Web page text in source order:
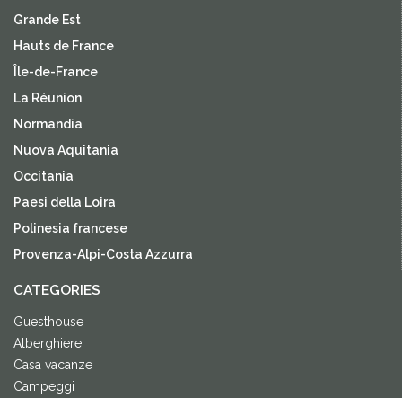
Grande Est
Hauts de France
Île-de-France
La Réunion
Normandia
Nuova Aquitania
Occitania
Paesi della Loira
Polinesia francese
Provenza-Alpi-Costa Azzurra
CATEGORIES
Guesthouse
Alberghiere
Casa vacanze
Campeggi